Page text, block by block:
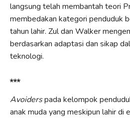
langsung telah membantah teori
membedakan kategori penduduk
tahun lahir. Zul dan Walker
berdasarkan adaptasi dan sikap
teknologi.
***
Avoiderspada kelompok
anak muda yang meskipun lahir di